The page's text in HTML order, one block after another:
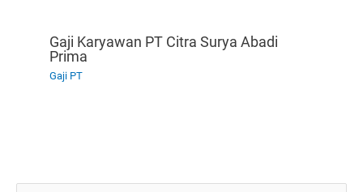
Gaji Karyawan PT Citra Surya Abadi
Prima
Gaji PT